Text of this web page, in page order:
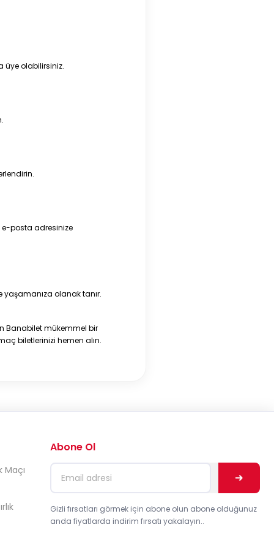
üye olabilirsiniz.
e-posta adresinize
yaşamanıza olanak tanır.
Banabilet mükemmel bir
biletlerinizi hemen alın.
Maçı
Abone Ol
Gizli fırsatları görmek için abone olun abone olduğunuz
anda fiyatlarda indirim fırsatı yakalayın..